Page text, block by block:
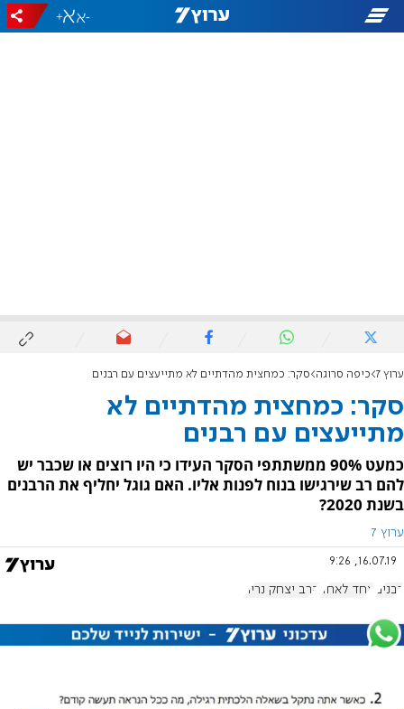
-
+
ערוץ 7 כיפה סרוגה סקר: כמחצית מהדתיים לא מתייעצים עם רבנים
סקר: כמחצית מהדתיים לא
מתייעצים עם רבנים
כמעט 90% ממשתתפי הסקר העידו כי היו רוצים או שכבר יש
להם רב שירגישו בנוח לפנות אליו. האם גוגל יחליף את הרבנים
בשנת 2020?
ערוץ 7
16.07.19, 9:26
רבנים אחד לאחד הרב יצחק נריה